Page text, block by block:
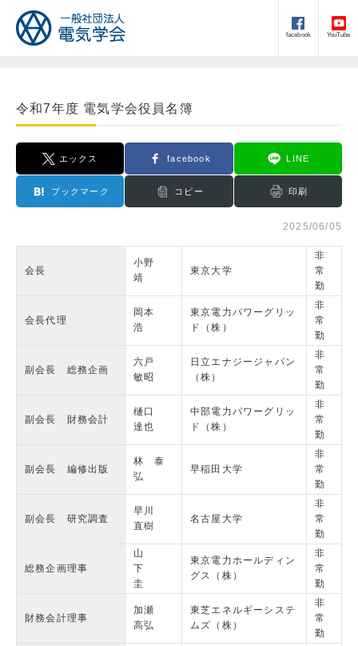
facebook YouTube
令和7年度 電気学会役員名簿
エックス facebook LINE
ブックマーク コピー 印刷
2025/06/05
会長
小野
靖
東京大学
非
常
勤
会長代理
岡本
浩
東京電力パワーグリッ
ド（株）
非
常
勤
副会長 総務企画
六戸
敏昭
日立エナジージャパン
（株）
非
常
勤
副会長 財務会計
樋口
達也
中部電力パワーグリッ
ド（株）
非
常
勤
副会長 編修出版
林 泰
弘
早稲田大学
非
常
勤
副会長 研究調査
早川
直樹
名古屋大学
非
常
勤
総務企画理事
山
下
圭
東京電力ホールディン
グス（株）
非
常
勤
財務会計理事
加瀬
高弘
東芝エネルギーシステ
ムズ（株）
非
常
勤